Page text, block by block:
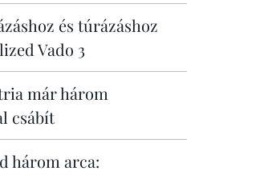
és túrázáshoz
Vado 3
már három
csábít
három arca: